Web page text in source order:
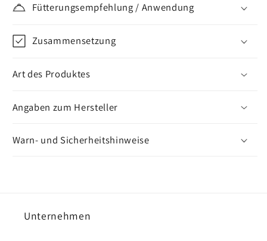
flüssig
flüssig
Fütterungsempfehlung / Anwendung
Zusammensetzung
Art des Produktes
Angaben zum Hersteller
Warn- und Sicherheitshinweise
Unternehmen